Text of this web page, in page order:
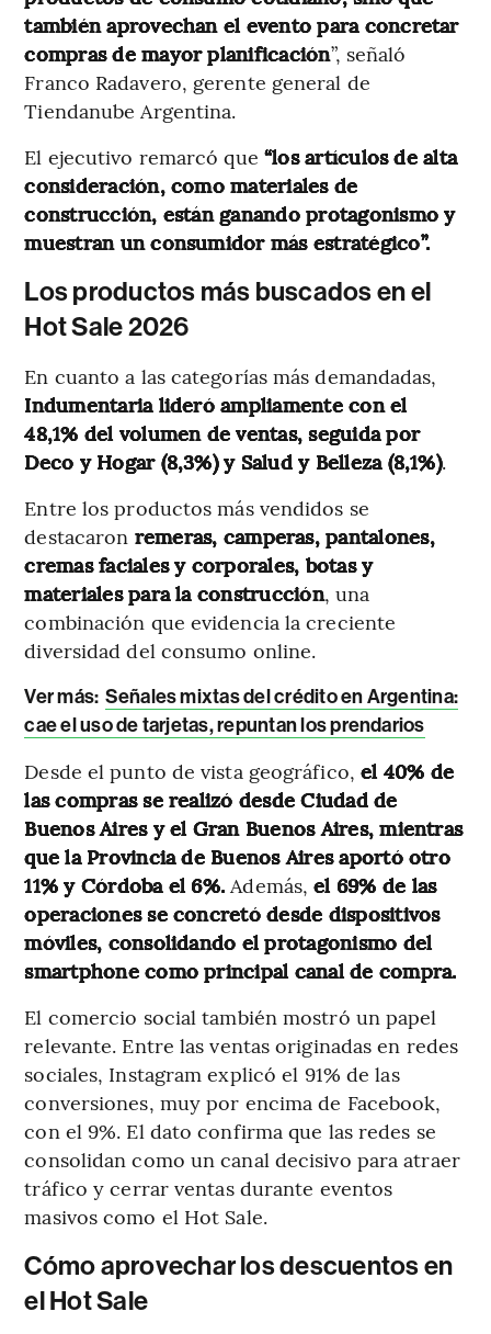
también aprovechan el evento para concretar
compras de mayor planificación”, señaló
Franco Radavero, gerente general de
Tiendanube Argentina.
El ejecutivo remarcó que “los artículos de alta
consideración, como materiales de
construcción, están ganando protagonismo y
muestran un consumidor más estratégico”.
Los productos más buscados en el
Hot Sale 2026
En cuanto a las categorías más demandadas,
Indumentaria lideró ampliamente con el
48,1% del volumen de ventas, seguida por
Deco y Hogar (8,3%) y Salud y Belleza (8,1%).
Entre los productos más vendidos se
destacaron remeras, camperas, pantalones,
cremas faciales y corporales, botas y
materiales para la construcción, una
combinación que evidencia la creciente
diversidad del consumo online.
Ver más: Señales mixtas del crédito en Argentina:
cae el uso de tarjetas, repuntan los prendarios
Desde el punto de vista geográfico, el 40% de
las compras se realizó desde Ciudad de
Buenos Aires y el Gran Buenos Aires, mientras
que la Provincia de Buenos Aires aportó otro
11% y Córdoba el 6%. Además,el 69% de las
operaciones se concretó desde dispositivos
móviles, consolidando el protagonismo del
smartphone como principal canal de compra.
El comercio social también mostró un papel
relevante. Entre las ventas originadas en redes
sociales, Instagram explicó el 91% de las
conversiones, muy por encima de Facebook,
con el 9%. El dato confirma que las redes se
consolidan como un canal decisivo para atraer
tráfico y cerrar ventas durante eventos
masivos como el Hot Sale.
Cómo aprovechar los descuentos en
el Hot Sale